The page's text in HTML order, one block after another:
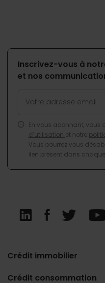
Inscrivez-vous à
et nos
En vous abonnant, vous
d’utilisation et notre
Vous pourrez vous
lien présent dans
Crédit immobilier
Crédit consommation